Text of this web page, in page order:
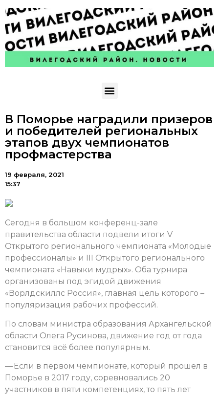
В Поморье наградили призеров
и победителей региональных
этапов двух чемпионатов
профмастерства
19 февраля, 2021
15:37
Сегодня в большом конференц-зале
правительства области подвели итоги V
Открытого регионального чемпионата «Молодые
профессионалы» и III Открытого регионального
чемпионата «Навыки мудрых». Оба турнира
организованы под эгидой движения
«Ворлдскиллс Россия», главная цель которого –
популяризация рабочих профессий.
По словам министра образования Архангельской
области Олега Русинова, движение год от года
становится всё более популярным.
— Если в первом чемпионате, который прошел в
Поморье в 2017 году, соревновались 20
участников в пяти компетенциях, то пять лет